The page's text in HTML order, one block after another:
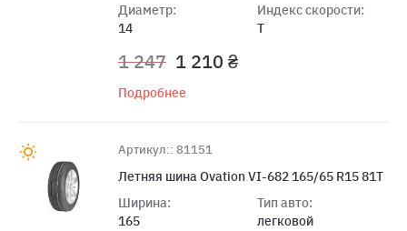
Диаметр:
14
Индекс скорости:
T
1 247 1 210 ₴
Подробнее
Артикул:: 81151
Летняя шина Ovation VI-682 165/65 R15 81T
Ширина:
165
Тип авто:
легковой